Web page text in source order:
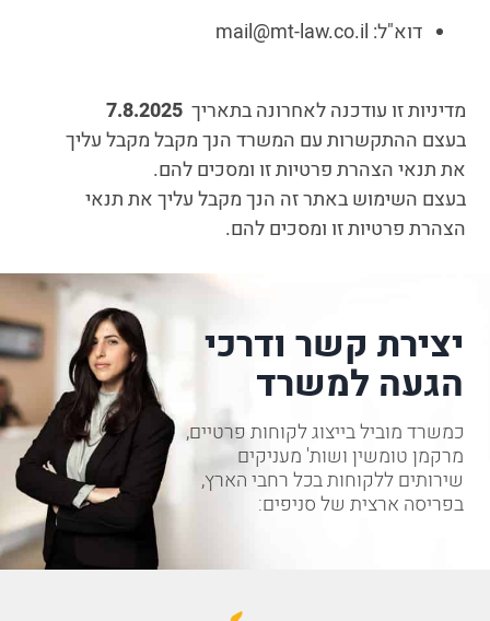
דוא"ל: mail@mt-law.co.il
מדיניות זו עודכנה לאחרונה בתאריך7.8.2025
בעצם ההתקשרות עם המשרד הנך מקבל מקבל עליך
את תנאי הצהרת פרטיות זו ומסכים להם.
בעצם השימוש באתר זה הנך מקבל עליך את תנאי
הצהרת פרטיות זו ומסכים להם.
יצירת קשר ודרכי
הגעה למשרד
כמשרד מוביל בייצוג לקוחות פרטיים,
מרקמן טומשין ושות' מעניקים
שירותים ללקוחות בכל רחבי הארץ,
בפריסה ארצית של סניפים: